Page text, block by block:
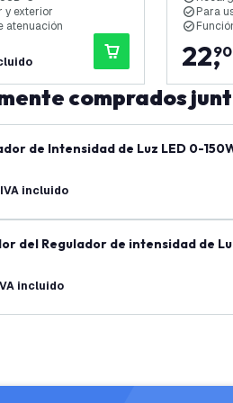
y exterior
atenuación
Para
22,
90
comprados
de Intensidad de Luz LED 0-
IVA incluido
del Regulador de intensidad de
incluido